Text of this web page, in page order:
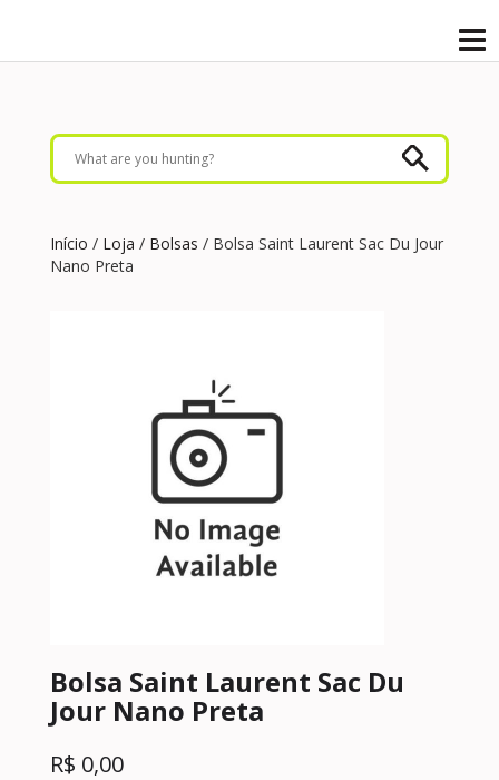
Início / Loja / Bolsas / Bolsa Saint Laurent Sac Du Jour
Nano Preta
Bolsa Saint Laurent Sac Du
Jour Nano Preta
R$ 0,00